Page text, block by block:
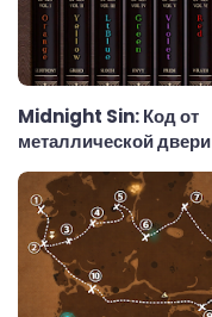
Midnight Sin: Код от
металлической двери